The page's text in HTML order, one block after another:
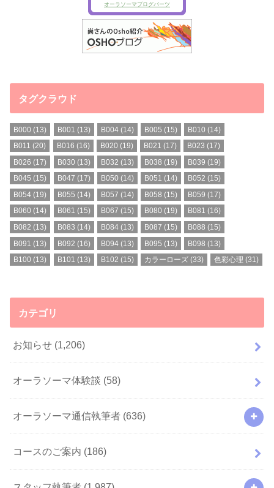
タグクラウド
B000 (13) B001 (13) B004(14) B005 (15) B010 (14)
B011 (20) B016 (16) B020 (19) B021 (17) B023 (17)
B026 (17) B030 (13) B032 (13) B038 (19) B039 (19)
B045 (15) B047 (17) B050 (14) B051 (14) B052 (15)
B054 (19) B055 (14) B057 (14) B058 (15) B059 (17)
B060 (14) B061 (15) B067 (15) B080 (19) B081 (16)
B082 (13) B083 (14) B084(13) B087 (15) B088 (15)
B091 (13) B092 (16) B094(13) B095 (13) B098 (13)
B100 (13) B101 (13) B102 (15) カラーローズ (33) 色彩心理 (31)
カテゴリ
お知らせ (1,206)
オーラソーマ体験談 (58)
オーラソーマ通信執筆者 (636)
コースのご案内 (186)